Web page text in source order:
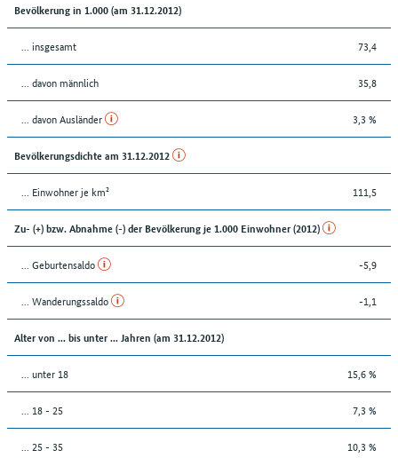
Bevölkerung in 1.000 (am 31.12.2012)
... insgesamt 73,4
... davon männlich 35,8
... davon Ausländer 3,3 %
Bevölkerungsdichte am 31.12.2012
... Einwohner je km² 111,5
Zu- (+) bzw. Abnahme (-) der Bevölkerung je 1.000 Einwohner (2012)
... Geburtensaldo -5,9
... Wanderungssaldo -1,1
Alter von ... bis unter ... Jahren (am 31.12.2012)
... unter 18 15,6 %
... 18 - 25 7,3 %
... 25 - 35 10,3 %